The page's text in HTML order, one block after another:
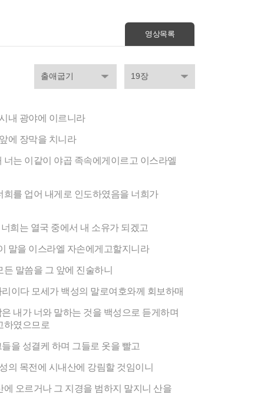
영상목록
내 광야에 이르니라
에 장막을 치니라
는 이같이 야곱 족속에게이르고 이스라엘
를 업어 내게로 인도하였음을 너희가
희는 열국 중에서 내 소유가 되겠고
말을 이스라엘 자손에게고할지니라
말씀을 그 앞에 진술하니
이다 모세가 백성의 말로여호와께 회보하매
내가 너와 말하는 것을 백성으로 듣게하며
하였으므로
을 성결케 하며 그들로 옷을 빨고
의 목전에 시내산에 강림할 것임이니
오르거나 그 지경을 범하지 말지니 산을